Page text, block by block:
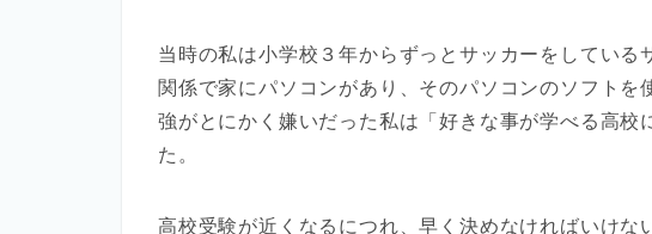
当時の私は小学校３年からずっとサッカーをしている
関係で家にパソコンがあり、そのパソコンのソフトを
強がとにかく嫌いだった私は「好きな事が学べる高校
た。
高校受験が近くなるにつれ、早く決めなければいけな